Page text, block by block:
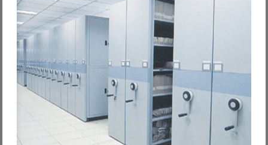
Remember Me
Log in with Facebook
Forgot your password?
Forgot your username?